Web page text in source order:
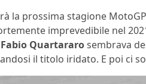
la prossima stagione
imprevedibile nel
Fabio Quartararosembrava
il titolo iridato. E poi ci